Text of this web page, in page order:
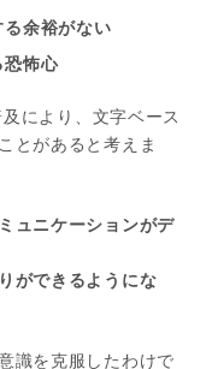
余裕がない
恐怖心
により、文字ベース
とがあると考えま
ュニケーションがデ
ができるようにな
識を克服したわけで